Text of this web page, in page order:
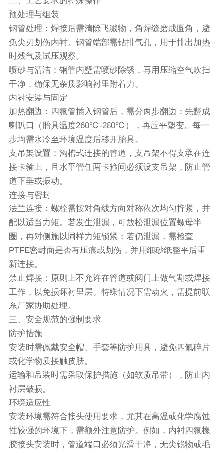
预处理与组装
钢管处理：焊接后需清除飞溅物，角焊缝磨成圆角，避
免尖刃划伤内衬。钢管端部需钻排气孔，用于排出加热
时残气及试压观察。
喷砂与清洁：钢管内壁需喷砂除锈，再用压缩空气吹扫
干净，确保无杂质影响衬里附着力。
内衬安装与固定
加热翻边：四氟管插入钢管后，需分两步翻边：先翻成
喇叭口（胎具温度260℃-280℃），再压平塑变。每一
步均需水冷至环境温度后移开胎具。
支吊架设置：沟槽式连接的管道，支吊架不得支承在连
接卡箍上，且水平管任两卡箍间必须设支吊架，防止管
道下垂或振动。
连接与密封
法兰连接：螺栓需按对角线方向对称依次均匀拧紧，并
配以适当力矩。若发生泄漏，可放松泄漏位置螺母半
圈，再对侧施以同样力矩锁紧；若仍泄漏，需检查
PTFE密封面是否有压痕或划伤，并用细砂纸整平后重
新连接。
禁止焊接：原则上不允许在管道或阀门上做气割或焊接
工作，以免损坏衬里层。特殊情况下需动火，需提前联
系厂家协助处理。
三、安全规范的强制要求
防护措施
安装时需佩戴安全帽、手套等防护用具，避免四氟碎片
或化学物质接触皮肤。
运输和吊装时需采取保护措施（如软质吊带），防止内
衬层破损。
环境适应性
安装环境需符合接头使用要求，尤其在高温或化学腐蚀
性较强的环境下，需额外注意防护。例如，内衬四氟橡
胶接头安装时，管道端口必须光滑干净，无尖锐物或毛